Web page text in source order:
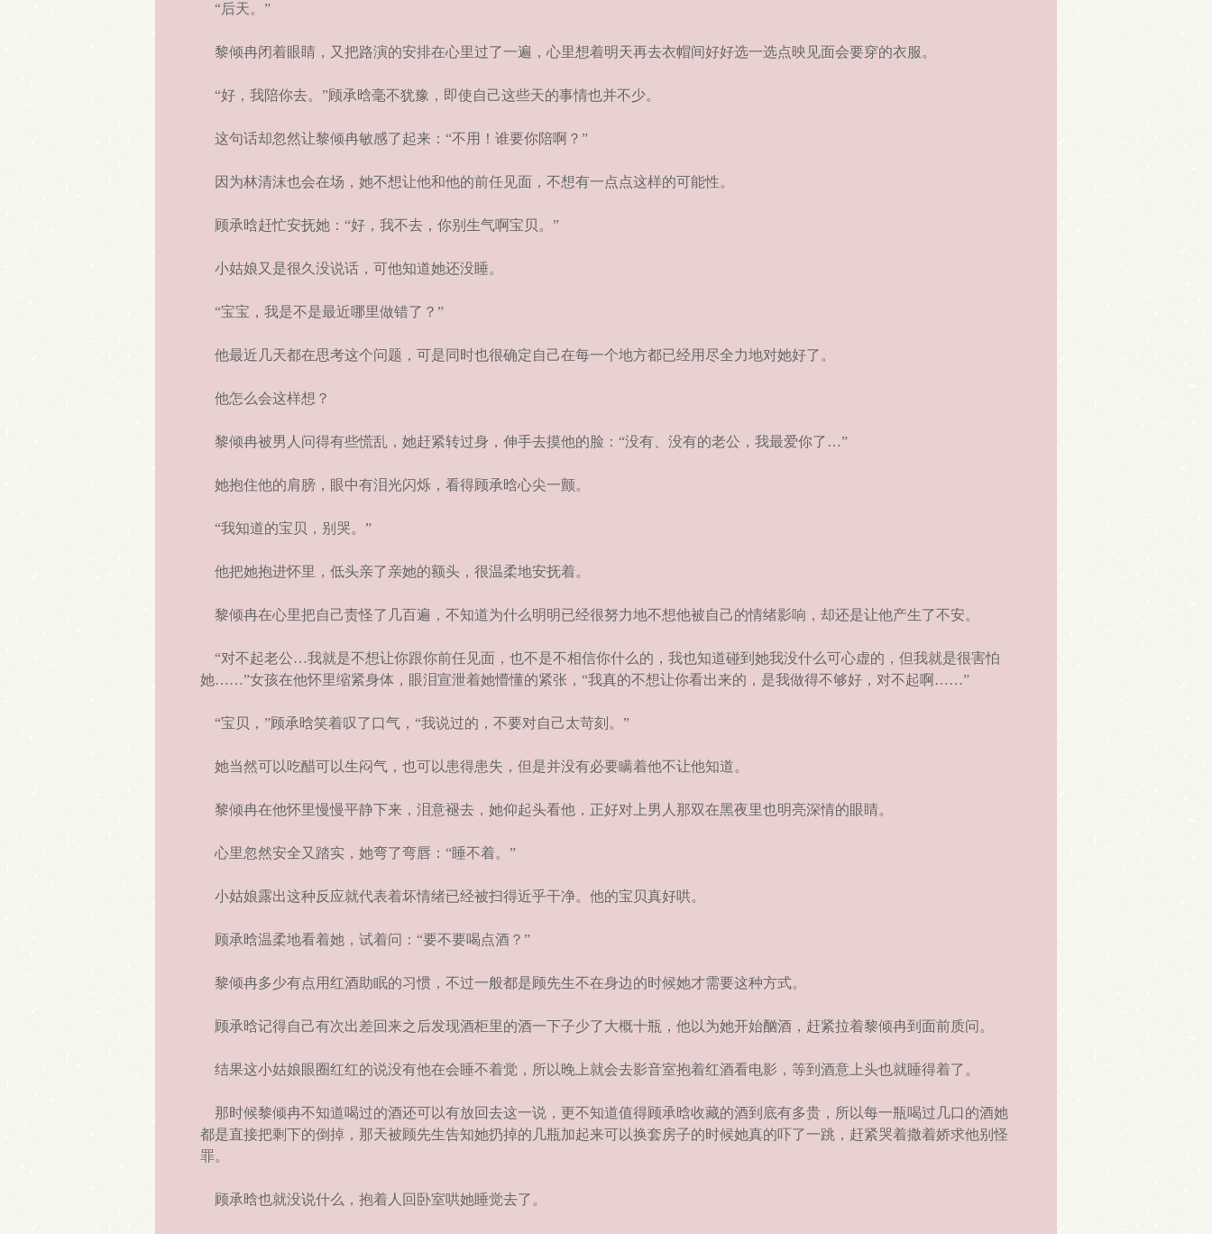
“后天。”
黎倾冉闭着眼睛，又把路演的安排在心里过了一遍，心里想着明天再去衣帽间好好选一选点映见面会要穿的衣服。
“好，我陪你去。”顾承晗毫不犹豫，即使自己这些天的事情也并不少。
这句话却忽然让黎倾冉敏感了起来：“不用！谁要你陪啊？”
因为林清沫也会在场，她不想让他和他的前任见面，不想有一点点这样的可能性。
顾承晗赶忙安抚她：“好，我不去，你别生气啊宝贝。”
小姑娘又是很久没说话，可他知道她还没睡。
“宝宝，我是不是最近哪里做错了？”
他最近几天都在思考这个问题，可是同时也很确定自己在每一个地方都已经用尽全力地对她好了。
他怎么会这样想？
黎倾冉被男人问得有些慌乱，她赶紧转过身，伸手去摸他的脸：“没有、没有的老公，我最爱你了…”
她抱住他的肩膀，眼中有泪光闪烁，看得顾承晗心尖一颤。
“我知道的宝贝，别哭。”
他把她抱进怀里，低头亲了亲她的额头，很温柔地安抚着。
黎倾冉在心里把自己责怪了几百遍，不知道为什么明明已经很努力地不想他被自己的情绪影响，却还是让他产生了不安。
“对不起老公…我就是不想让你跟你前任见面，也不是不相信你什么的，我也知道碰到她我没什么可心虚的，但我就是很害怕
她……”女孩在他怀里缩紧身体，眼泪宣泄着她懵懂的紧张，“我真的不想让你看出来的，是我做得不够好，对不起啊……”
“宝贝，”顾承晗笑着叹了口气，“我说过的，不要对自己太苛刻。”
她当然可以吃醋可以生闷气，也可以患得患失，但是并没有必要瞒着他不让他知道。
黎倾冉在他怀里慢慢平静下来，泪意褪去，她仰起头看他，正好对上男人那双在黑夜里也明亮深情的眼睛。
心里忽然安全又踏实，她弯了弯唇：“睡不着。”
小姑娘露出这种反应就代表着坏情绪已经被扫得近乎干净。他的宝贝真好哄。
顾承晗温柔地看着她，试着问：“要不要喝点酒？”
黎倾冉多少有点用红酒助眠的习惯，不过一般都是顾先生不在身边的时候她才需要这种方式。
顾承晗记得自己有次出差回来之后发现酒柜里的酒一下子少了大概十瓶，他以为她开始酗酒，赶紧拉着黎倾冉到面前质问。
结果这小姑娘眼圈红红的说没有他在会睡不着觉，所以晚上就会去影音室抱着红酒看电影，等到酒意上头也就睡得着了。
那时候黎倾冉不知道喝过的酒还可以有放回去这一说，更不知道值得顾承晗收藏的酒到底有多贵，所以每一瓶喝过几口的酒她
都是直接把剩下的倒掉，那天被顾先生告知她扔掉的几瓶加起来可以换套房子的时候她真的吓了一跳，赶紧哭着撒着娇求他别怪
罪。
顾承晗也就没说什么，抱着人回卧室哄她睡觉去了。